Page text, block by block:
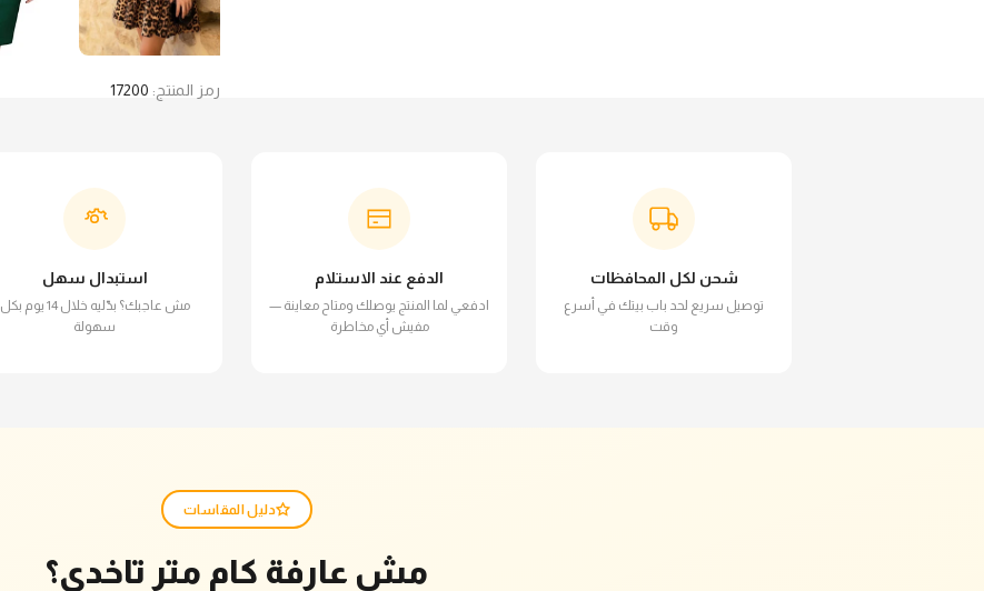
رمز المنتج: 17200
شحن لكل المحافظات
توصيل سريع لحد باب بيتك في أسرع
وقت
الدفع عند الاستلام
ادفعي لما المنتج يوصلك ومتاح معاينة —
مفيش أي مخاطرة
استبدال سهل
مش عاجبك؟ بدّليه خلال 14 يوم بكل
سهولة
دليل المقاسات
مش عارفة كام متر تاخدي؟